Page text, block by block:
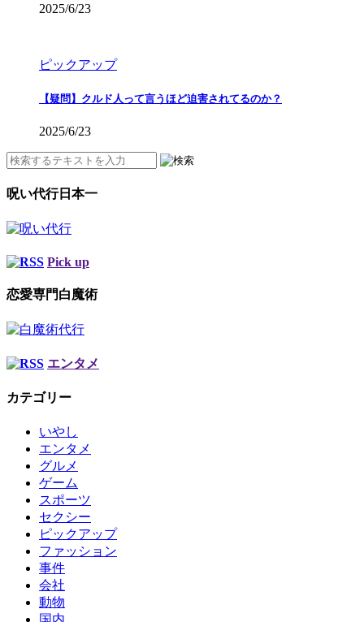
2025/6/23
ピックアップ
【疑問】クルド人って言うほど迫害されてるのか？
2025/6/23
呪い代行日本一
Pick up
恋愛専門白魔術
エンタメ
カテゴリー
いやし
エンタメ
グルメ
ゲーム
スポーツ
セクシー
ピックアップ
ファッション
事件
会社
動物